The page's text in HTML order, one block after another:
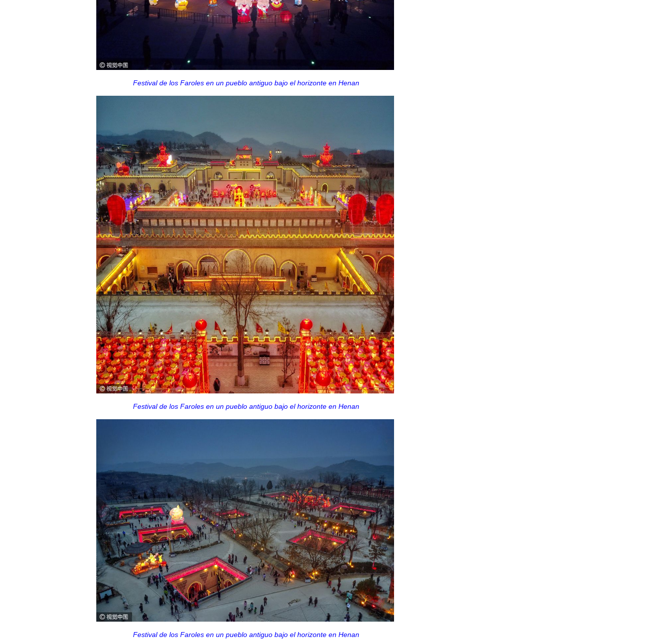
Festival de los Faroles en un pueblo antiguo bajo el horizonte en Henan
Festival de los Faroles en un pueblo antiguo bajo el horizonte en Henan
Festival de los Faroles en un pueblo antiguo bajo el horizonte en Henan